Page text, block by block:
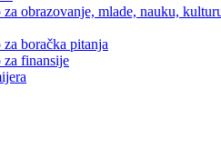
i izbjeglice
urbanizam, prostorno uređenje i
obrazovanje, mlade, nauku,
boračka pitanja
finansije